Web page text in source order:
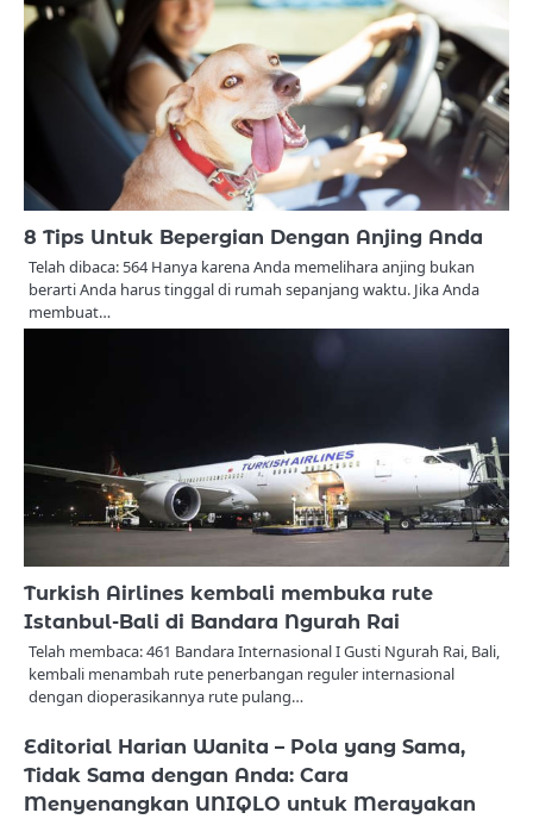
8 Tips Untuk Bepergian Dengan Anjing Anda
Telah dibaca: 564 Hanya karena Anda memelihara anjing bukan
berarti Anda harus tinggal di rumah sepanjang waktu. Jika Anda
membuat…
Turkish Airlines kembali membuka rute
Istanbul-Bali di Bandara Ngurah Rai
Telah membaca: 461 Bandara Internasional I Gusti Ngurah Rai, Bali,
kembali menambah rute penerbangan reguler internasional
dengan dioperasikannya rute pulang…
Editorial Harian Wanita – Pola yang Sama,
Tidak Sama dengan Anda: Cara
Menyenangkan UNIQLO untuk Merayakan